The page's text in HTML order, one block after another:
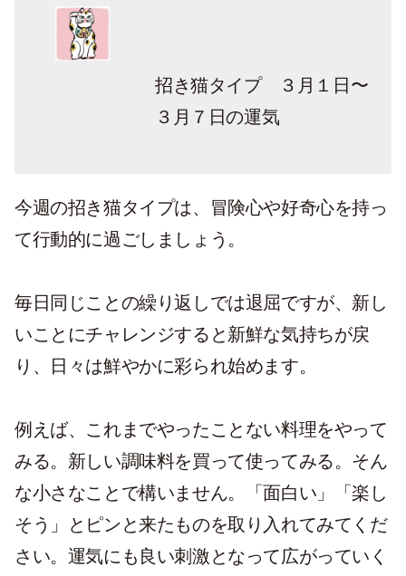
招き猫タイプ ３月１日〜
３月７日の運気
今週の招き猫タイプは、冒険心や好奇心を持っ
て行動的に過ごしましょう。
毎日同じことの繰り返しでは退屈ですが、新し
いことにチャレンジすると新鮮な気持ちが戻
り、日々は鮮やかに彩られ始めます。
例えば、これまでやったことない料理をやって
みる。新しい調味料を買って使ってみる。そん
な小さなことで構いません。「面白い」「楽し
そう」とピンと来たものを取り入れてみてくだ
さい。運気にも良い刺激となって広がっていく